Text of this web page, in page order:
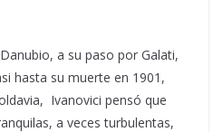
a su paso por Galati,
hasta su muerte en 1901,
Ivanovici pensó que
a veces turbulentas,